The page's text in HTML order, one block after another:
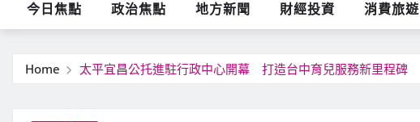
今日焦點 政治焦點 地方新聞 財經投資 消費旅遊
Home 太平宜昌公托進駐行政中心開幕 打造台中育兒服務新里程碑